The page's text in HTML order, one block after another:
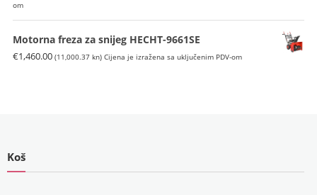
bila
je:
€499.00
je:
€449.00
(3,382.99
om
Motorna freza za snijeg HECHT-9661SE
€1,460.00 (11,000.37 kn) Cijena je izražena sa uključenim PDV-om
Koš